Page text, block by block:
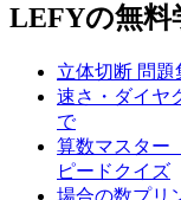
LEFYの無料
立体切断 問題
速さ・ダイヤ
で
算数マスター
ピードクイズ
場合の数プリ